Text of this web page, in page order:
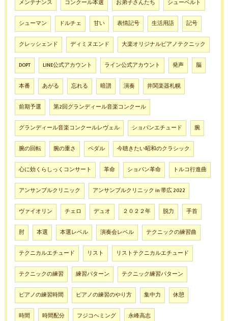
メンテナンス コンクール本選 お弟子さんたち シューベルト
シューマン ドルチェ 甘い 表情記号 生活用語 記号
クレッシェンド ディミヌエンド 大楽オリジナルピアノテクニック
DOPT LINE公式アカウント ライン公式アカウント 発声 脳
本番 あがる 忘れる 暗譜 演奏 井関楽器札幌
前期予選 第2回グランディール音楽コンクール
グランディール音楽コンクールレヴェル ショパンエチュード 腕
腕の回転 腕の重さ ペダル 今聴きたい昭和のクラシック
心に効くらしっくコンサート 革命 ショパン革命 トルコ行進曲
アンサンブルクリニック アンサンブルクリニック in 帯広 2022
ヴァイオリン チェロ デュオ ２０２２年 脱力 手首
肘 本選 本選レベル 演奏会レベル テクニックの練習曲
テクニカルエチュード リスト リストテクニカルエチュード
テクニックの練習 練習パターン テクニック練習パターン
ピアノの練習時間 ピアノの練習のやり方 集中力 休憩
時間 時間配分 フジコヘミング 永峰高志